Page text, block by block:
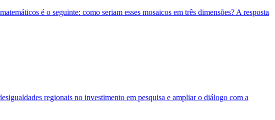
é o seguinte: como seriam esses mosaicos em três dimensões? A resposta
regionais no investimento em pesquisa e ampliar o diálogo com a